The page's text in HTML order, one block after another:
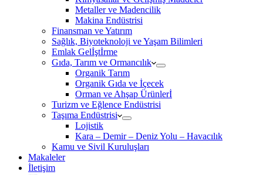
Metaller ve Madencilik
Makina Endüstrisi
Finansman ve Yatırım
Sağlık, Biyoteknoloji ve Yaşam Bilimleri
Emlak Gelİştİrme
Gıda, Tarım ve Ormancılık
Organik Tarım
Organik Gıda ve İçecek
Orman ve Ahşap Ürünlerİ
Turizm ve Eğlence Endüstrisi
Taşıma Endüstrisi
Lojistik
Kara – Demir – Deniz Yolu – Havacılık
Kamu ve Sivil Kuruluşları
Makaleler
İletişim